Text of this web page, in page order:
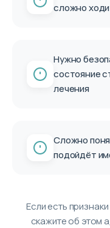
сложно
Нужно
состояние
лечения
Сложно
подойдёт
Если есть
скажите об этом